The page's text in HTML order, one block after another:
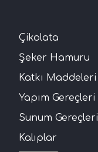
Çikolata
Şeker Hamuru
Katkı Maddeleri
Yapım Gereçleri
Sunum Gereçleri
Kalıplar